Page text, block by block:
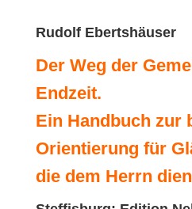
Rudolf Ebertshäuser
Der Weg der
Endzeit.
Ein Handbuch zur
Orientierung für
die dem Herrn